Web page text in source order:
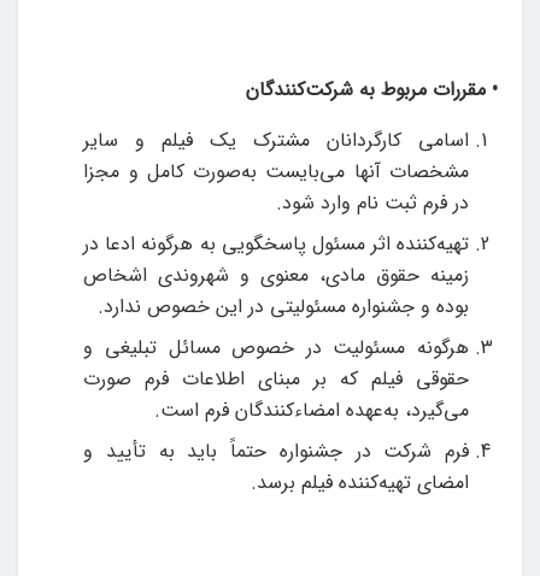
• مقررات مربوط به شرکت‌کنندگان
اسامی کارگردانان مشترک یک فیلم و سایر
مشخصات آنها می‌‎بایست به‌صورت کامل و مجزا
در فرم ثبت‎ ‌نام وارد شود.
تهیه‌کننده اثر مسئول پاسخگویی به هرگونه ادعا در
زمینه حقوق مادی، معنوی و شهروندی اشخاص
بوده و جشنواره مسئولیتی در این خصوص ندارد.
هر‌گونه مسئولیت در خصوص مسائل تبلیغی و
حقوقی فیلم که بر مبنای اطلاعات فرم صورت
می‌گیرد، به‌عهده امضاء‌کنندگان فرم است.
فرم شرکت در جشنواره حتماً باید به تأیید و
امضای تهیه‌کننده فیلم برسد.